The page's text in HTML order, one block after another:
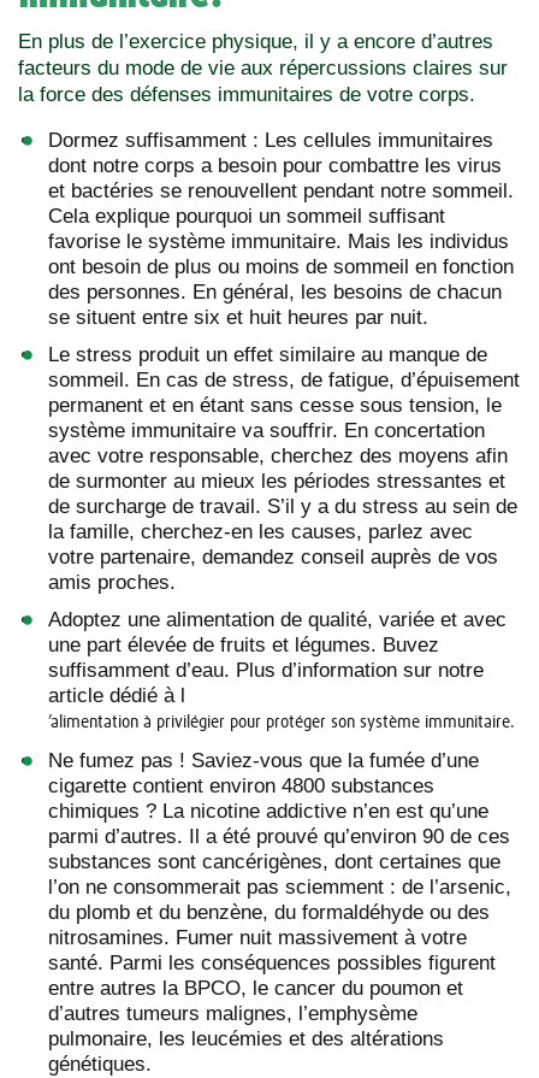
En plus de l’exercice physique, il y a encore d’autres
facteurs du mode de vie aux répercussions claires sur
la force des défenses immunitaires de votre corps.
Dormez suffisamment : Les cellules immunitaires
dont notre corps a besoin pour combattre les virus
et bactéries se renouvellent pendant notre sommeil.
Cela explique pourquoi un sommeil suffisant
favorise le système immunitaire. Mais les individus
ont besoin de plus ou moins de sommeil en fonction
des personnes. En général, les besoins de chacun
se situent entre six et huit heures par nuit.
Le stress produit un effet similaire au manque de
sommeil. En cas de stress, de fatigue, d’épuisement
permanent et en étant sans cesse sous tension, le
système immunitaire va souffrir. En concertation
avec votre responsable, cherchez des moyens afin
de surmonter au mieux les périodes stressantes et
de surcharge de travail. S’il y a du stress au sein de
la famille, cherchez-en les causes, parlez avec
votre partenaire, demandez conseil auprès de vos
amis proches.
Adoptez une alimentation de qualité, variée et avec
une part élevée de fruits et légumes. Buvez
suffisamment d’eau. Plus d’information sur notre
article dédié à l
’alimentation à privilégier pour protéger son système immunitaire.
Ne fumez pas ! Saviez-vous que la fumée d’une
cigarette contient environ 4800 substances
chimiques ? La nicotine addictive n’en est qu’une
parmi d’autres. Il a été prouvé qu’environ 90 de ces
substances sont cancérigènes, dont certaines que
l’on ne consommerait pas sciemment : de l’arsenic,
du plomb et du benzène, du formaldéhyde ou des
nitrosamines. Fumer nuit massivement à votre
santé. Parmi les conséquences possibles figurent
entre autres la BPCO, le cancer du poumon et
d’autres tumeurs malignes, l’emphysème
pulmonaire, les leucémies et des altérations
génétiques.